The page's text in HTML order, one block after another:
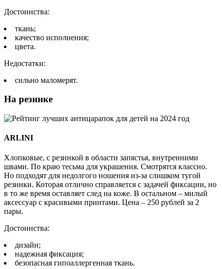
Достоинства:
ткань;
качество исполнения;
цвета.
Недостатки:
сильно маломерят.
На резинке
ARLINI
Хлопковые, с резинкой в области запястья, внутренними
швами. По краю тесьма для украшения. Смотрятся классно.
Но подходят для недолгого ношения из-за слишком тугой
резинки. Которая отлично справляется с задачей фиксации, но
в то же время оставляет след на коже. В остальном – милый
аксессуар с красивыми принтами. Цена – 250 рублей за 2
пары.
Достоинства:
дизайн;
надежная фиксация;
безопасная гипоаллергенная ткань.